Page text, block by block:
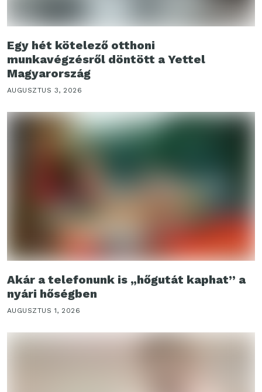
Egy hét kötelező otthoni
munkavégzésről döntött a Yettel
Magyarország
AUGUSZTUS 3, 2026
Akár a telefonunk is „hőgutát kaphat” a
nyári hőségben
AUGUSZTUS 1, 2026